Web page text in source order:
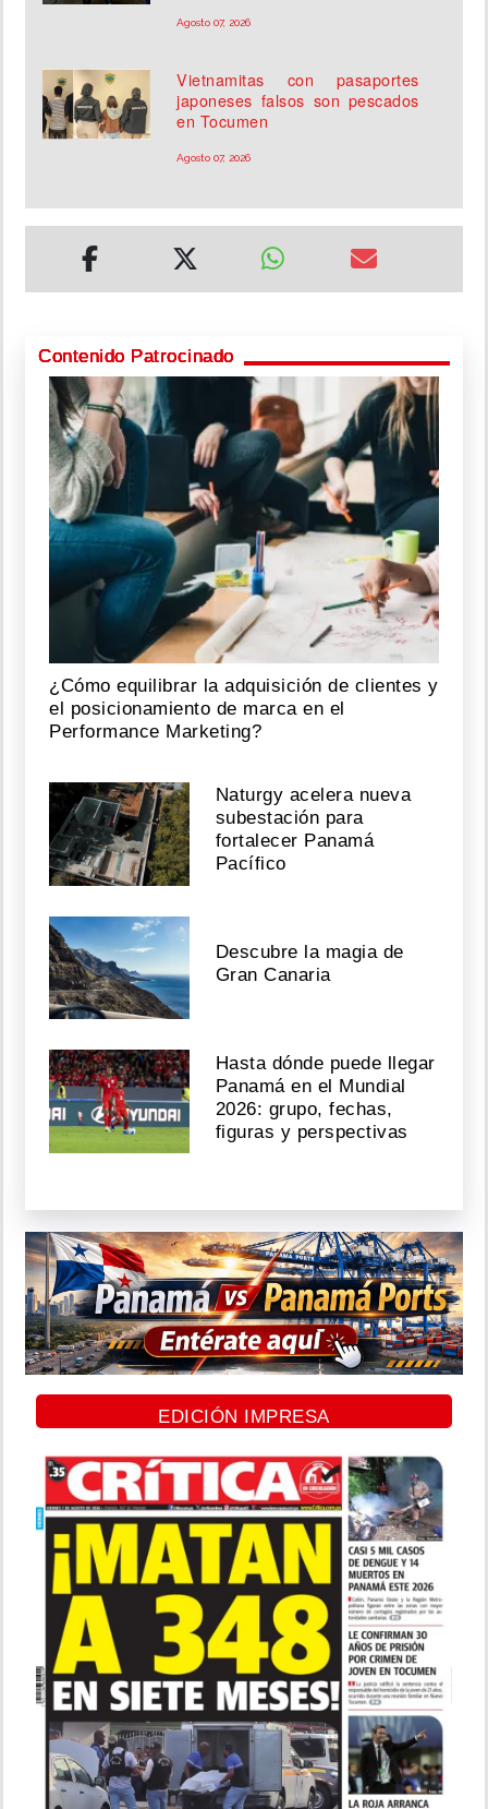
Agosto 07, 2026
Vietnamitas con pasaportes
japoneses falsos son pescados
en Tocumen
Agosto 07, 2026
Contenido Patrocinado
¿Cómo equilibrar la adquisición de clientes y
el posicionamiento de marca en el
Performance Marketing?
Naturgy acelera nueva
subestación para
fortalecer Panamá
Pacífico
Descubre la magia de
Gran Canaria
Hasta dónde puede llegar
Panamá en el Mundial
2026: grupo, fechas,
figuras y perspectivas
EDICIÓN IMPRESA